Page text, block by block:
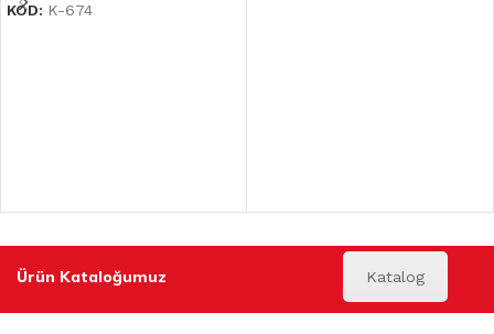
KOD: K-674
Ürün Kataloğumuz Katalog